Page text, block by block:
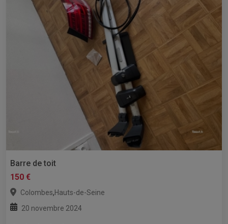
Barre de toit
150 €
Colombes,Hauts-de-Seine
20 novembre 2024